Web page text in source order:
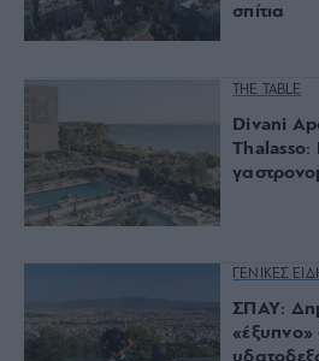
σπίτια
THE TABLE
Divani
Thalasso:
ΓΕΝΙΚΕΣ
ΣΠΑΥ:
«έξυπνο»